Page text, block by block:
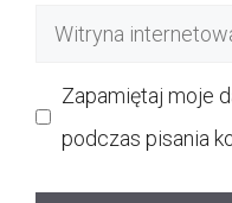
Witryna
Zapamiętaj moje
podczas pisania